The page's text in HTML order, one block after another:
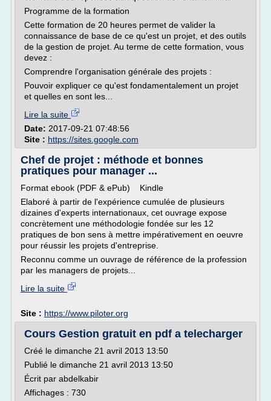
Programme de la formation
Cette formation de 20 heures permet de valider la
connaissance de base de ce qu'est un projet, et des outils
de la gestion de projet. Au terme de cette formation, vous
devez :
Comprendre l'organisation générale des projets :
Pouvoir expliquer ce qu'est fondamentalement un projet
et quelles en sont les...
Lire la suite
Date: 2017-09-21 07:48:56
Site : https://sites.google.com
Chef de projet : méthode et bonnes
pratiques pour manager ...
Format ebook (PDF & ePub) Kindle
Elaboré à partir de l'expérience cumulée de plusieurs
dizaines d'experts internationaux, cet ouvrage expose
concrètement une méthodologie fondée sur les 12
pratiques de bon sens à mettre impérativement en oeuvre
pour réussir les projets d'entreprise.
Reconnu comme un ouvrage de référence de la profession
par les managers de projets...
Lire la suite
Site : https://www.piloter.org
Cours Gestion gratuit en pdf a telecharger
Créé le dimanche 21 avril 2013 13:50
Publié le dimanche 21 avril 2013 13:50
Écrit par abdelkabir
Affichages : 730